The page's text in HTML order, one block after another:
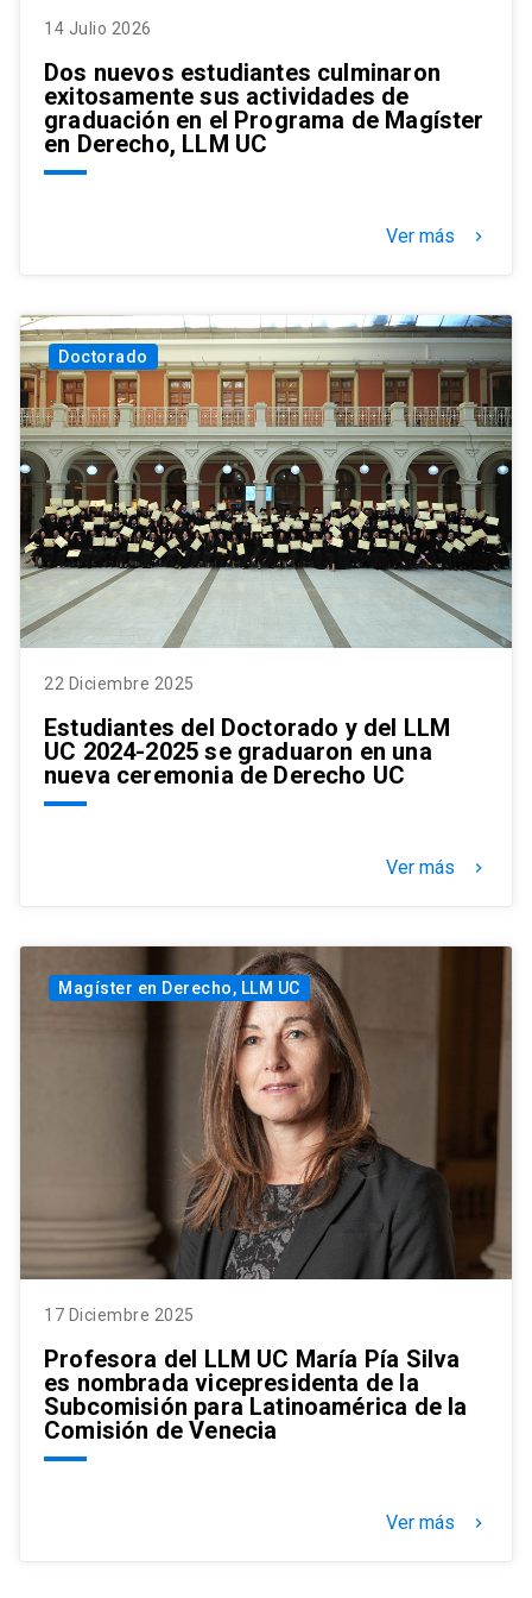
14 Julio 2026
Dos nuevos estudiantes culminaron
exitosamente sus actividades de
graduación en el Programa de Magíster
en Derecho, LLM UC
Ver más keyboard_arrow_right
Doctorado
22 Diciembre 2025
Estudiantes del Doctorado y del LLM
UC 2024-2025 se graduaron en una
nueva ceremonia de Derecho UC
Ver más keyboard_arrow_right
Magíster en Derecho, LLM UC
17 Diciembre 2025
Profesora del LLM UC María Pía Silva
es nombrada vicepresidenta de la
Subcomisión para Latinoamérica de la
Comisión de Venecia
Ver más keyboard_arrow_right